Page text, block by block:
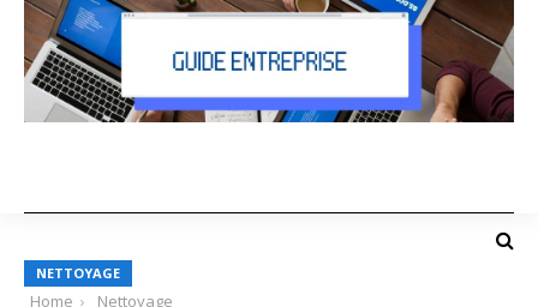
NETTOYAGE
Home
Nettoyage